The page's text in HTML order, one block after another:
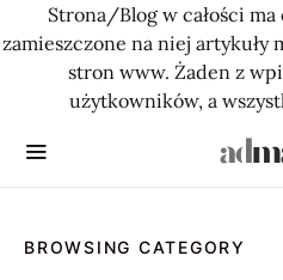
Strona/Blog w całości
zamieszczone na niej artykuły
stron www. Żaden z
użytkowników, a
BROWSING CATEGORY